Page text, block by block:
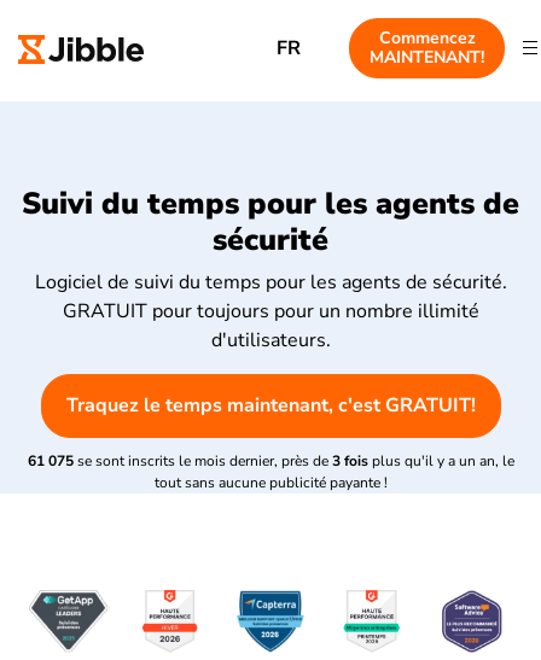
FR
Commencez
MAINTENANT!
Suivi du temps pour les agents de
sécurité
Logiciel de suivi du temps pour les agents de sécurité.
GRATUIT pour toujours pour un nombre illimité
d'utilisateurs.
Traquez le temps maintenant, c'est GRATUIT!
61 075 se sont inscrits le mois dernier, près de 3 fois plus qu'il y a un an, le
tout sans aucune publicité payante !